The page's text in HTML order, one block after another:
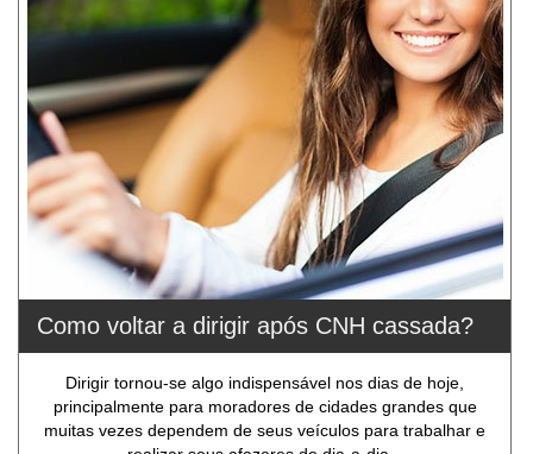
Como voltar a dirigir após CNH cassada?
Dirigir tornou-se algo indispensável nos dias de hoje,
principalmente para moradores de cidades grandes que
muitas vezes dependem de seus veículos para trabalhar e